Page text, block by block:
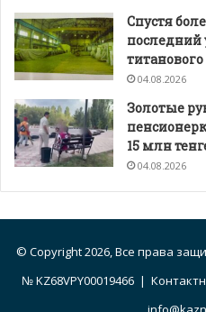
Спустя
последний
04.08.2026
Золотые
15 млн
04.08.2026
© Copyright 2026, Все права
№ KZ68VPY00019466 |